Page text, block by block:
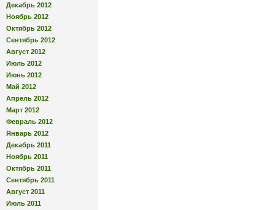
Декабрь 2012
Ноябрь 2012
Октябрь 2012
Сентябрь 2012
Август 2012
Июль 2012
Июнь 2012
Май 2012
Апрель 2012
Март 2012
Февраль 2012
Январь 2012
Декабрь 2011
Ноябрь 2011
Октябрь 2011
Сентябрь 2011
Август 2011
Июль 2011